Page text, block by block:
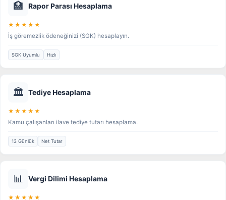
🏥 Rapor Parası Hesaplama
★★★★★
İş göremezlik ödeneğinizi (SGK) hesaplayın.
SGK Uyumlu Hızlı
🏛️ Tediye Hesaplama
★★★★★
Kamu çalışanları ilave tediye tutarı hesaplama.
13 Günlük Net Tutar
📊 Vergi Dilimi Hesaplama
★★★★★